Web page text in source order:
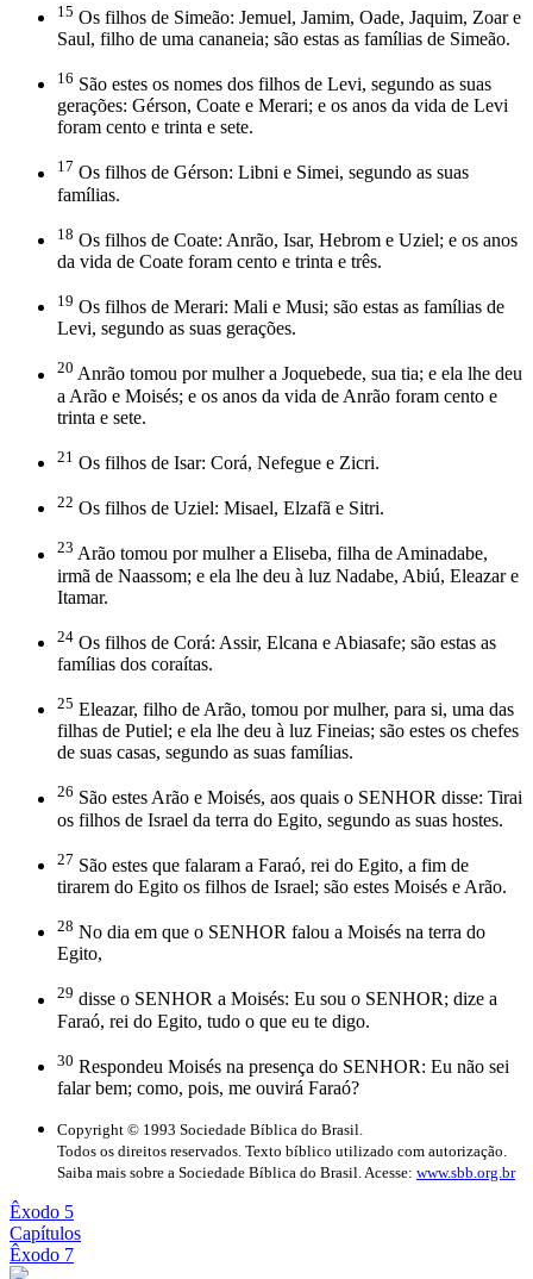
15 Os filhos de Simeão: Jemuel, Jamim, Oade, Jaquim, Zoar e
Saul, filho de uma cananeia; são estas as famílias de Simeão.
16 São estes os nomes dos filhos de Levi, segundo as suas
gerações: Gérson, Coate e Merari; e os anos da vida de Levi
foram cento e trinta e sete.
17 Os filhos de Gérson: Libni e Simei, segundo as suas
famílias.
18 Os filhos de Coate: Anrão, Isar, Hebrom e Uziel; e os anos
da vida de Coate foram cento e trinta e três.
19 Os filhos de Merari: Mali e Musi; são estas as famílias de
Levi, segundo as suas gerações.
20 Anrão tomou por mulher a Joquebede, sua tia; e ela lhe deu
a Arão e Moisés; e os anos da vida de Anrão foram cento e
trinta e sete.
21 Os filhos de Isar: Corá, Nefegue e Zicri.
22 Os filhos de Uziel: Misael, Elzafã e Sitri.
23 Arão tomou por mulher a Eliseba, filha de Aminadabe,
irmã de Naassom; e ela lhe deu à luz Nadabe, Abiú, Eleazar e
Itamar.
24 Os filhos de Corá: Assir, Elcana e Abiasafe; são estas as
famílias dos coraítas.
25 Eleazar, filho de Arão, tomou por mulher, para si, uma das
filhas de Putiel; e ela lhe deu à luz Fineias; são estes os chefes
de suas casas, segundo as suas famílias.
26 São estes Arão e Moisés, aos quais o SENHOR disse: Tirai
os filhos de Israel da terra do Egito, segundo as suas hostes.
27 São estes que falaram a Faraó, rei do Egito, a fim de
tirarem do Egito os filhos de Israel; são estes Moisés e Arão.
28 No dia em que o SENHOR falou a Moisés na terra do
Egito,
29 disse o SENHOR a Moisés: Eu sou o SENHOR; dize a
Faraó, rei do Egito, tudo o que eu te digo.
30 Respondeu Moisés na presença do SENHOR: Eu não sei
falar bem; como, pois, me ouvirá Faraó?
Copyright © 1993 Sociedade Bíblica do Brasil.
Todos os direitos reservados. Texto bíblico utilizado com autorização.
Saiba mais sobre a Sociedade Bíblica do Brasil. Acesse: www.sbb.org.br
Êxodo 5
Capítulos
Êxodo 7